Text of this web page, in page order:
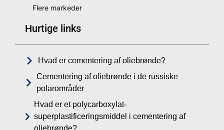
Flere markeder
Hurtige links
Hvad er cementering af oliebrønde?
Cementering af oliebrønde i de russiske
polarområder
Hvad er et polycarboxylat-
superplastificeringsmiddel i cementering af